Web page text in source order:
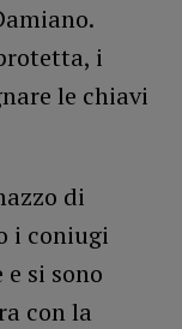
i
le chiavi
di
i coniugi
si sono
con la